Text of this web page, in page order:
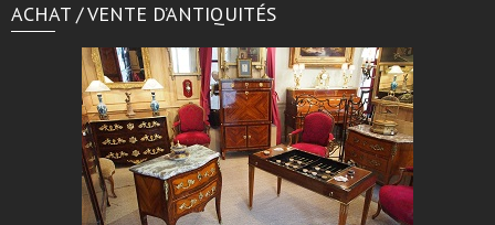
ACHAT / VENTE D’ANTIQUITÉS